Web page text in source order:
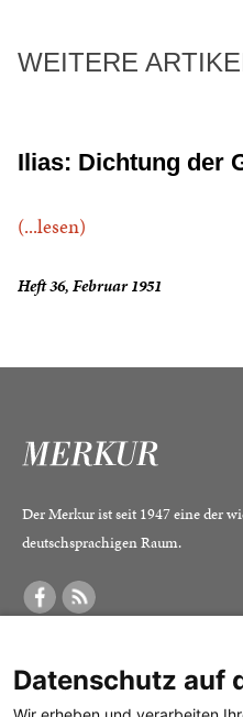
WEITERE
Ilias: Dichtung der
(...lesen)
Heft 36, Februar 1951
Der Merkur ist seit 1947 eine der
deutschsprachigen Raum.
Was ist der Merkur?
Alle Abos
Datenschutz auf